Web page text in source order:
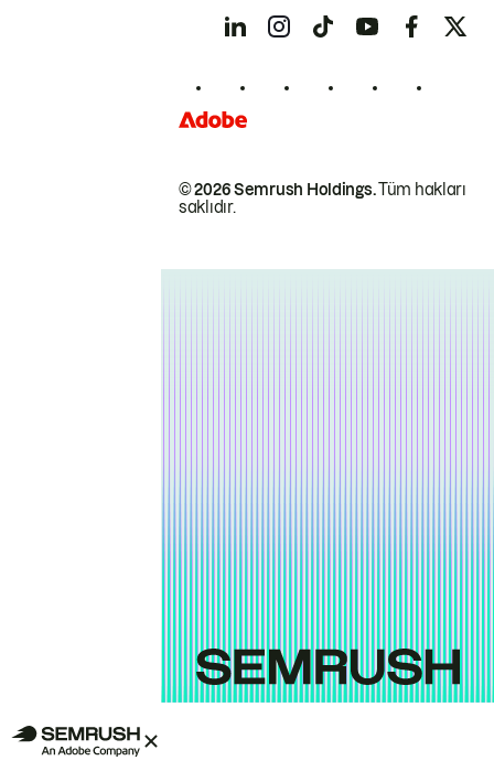
© 2026 Semrush Holdings.Tüm hakları
saklıdır.